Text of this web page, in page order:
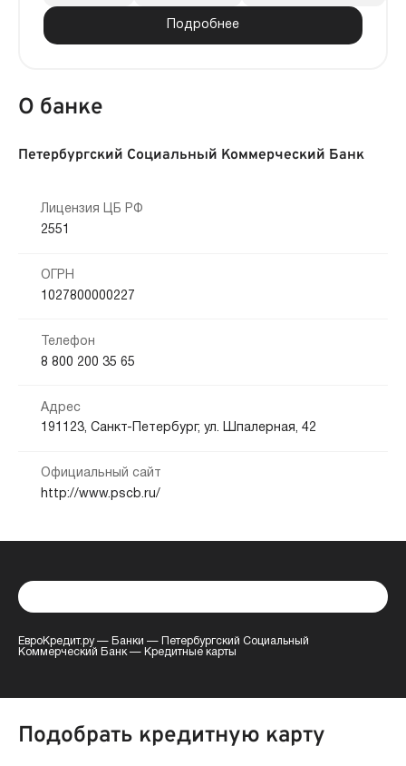
Подробнее
О банке
Петербургский Социальный Коммерческий Банк
Лицензия ЦБ РФ
2551
ОГРН
1027800000227
Телефон
8 800 200 35 65
Адрес
191123, Санкт-Петербург, ул. Шпалерная, 42
Официальный сайт
http://www.pscb.ru/
ЕвроКредит.ру— Банки —
Петербургский Социальный
Коммерческий Банк — Кредитные карты
Подобрать кредитную карту